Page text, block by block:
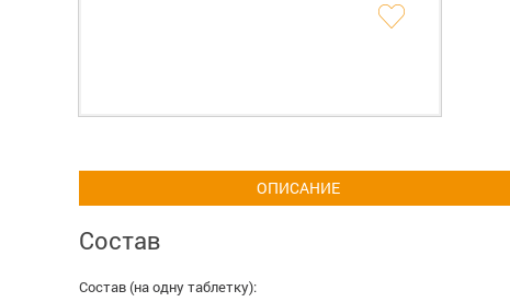
ОПИСАНИЕ
Состав
Состав (на одну таблетку):